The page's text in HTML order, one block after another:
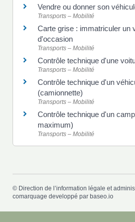
Vendre ou donner son
Transports – Mobilité
Carte grise : immatriculer un
d'occasion
Transports – Mobilité
Contrôle technique d'une
Transports – Mobilité
Contrôle technique d'un
(camionnette)
Transports – Mobilité
Contrôle technique d'un
maximum)
Transports – Mobilité
© Direction de l’information légale et
comarquage developpé par baseo.io